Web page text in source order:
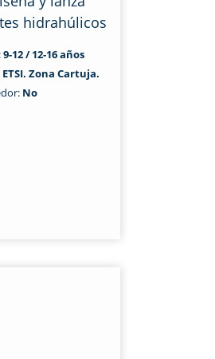
hidrahúlicos
9-12 / 12-16 años
ETSI. Zona Cartuja.
No